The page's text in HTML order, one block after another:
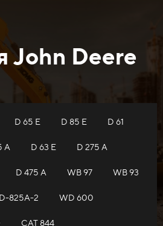
John Deere
D 65 E D 85 E D 61
A D 63 E D 275 A
D 475 A WB 97 WB 93
825A-2 WD 600
САТ 844